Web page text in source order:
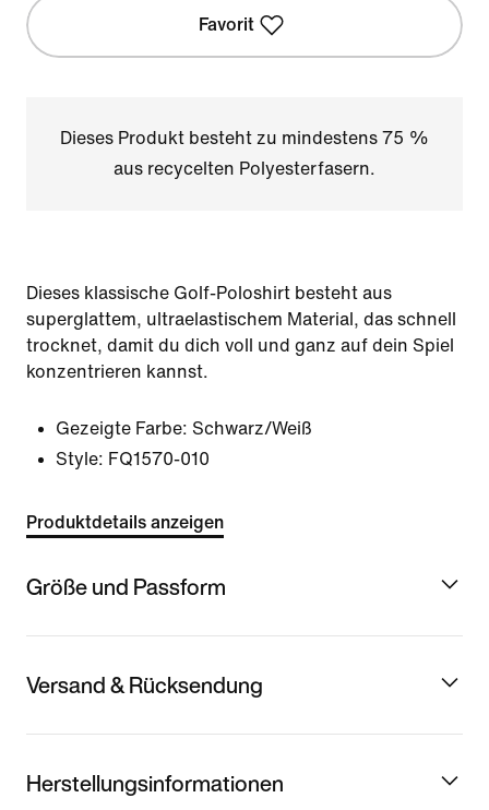
Favorit
Dieses Produkt besteht zu mindestens 75 %
aus recycelten Polyesterfasern.
Dieses klassische Golf-Poloshirt besteht aus
superglattem, ultraelastischem Material, das schnell
trocknet, damit du dich voll und ganz auf dein Spiel
konzentrieren kannst.
Gezeigte Farbe: Schwarz/Weiß
Style: FQ1570-010
Produktdetails anzeigen
Größe und Passform
Versand & Rücksendung
Herstellungsinformationen